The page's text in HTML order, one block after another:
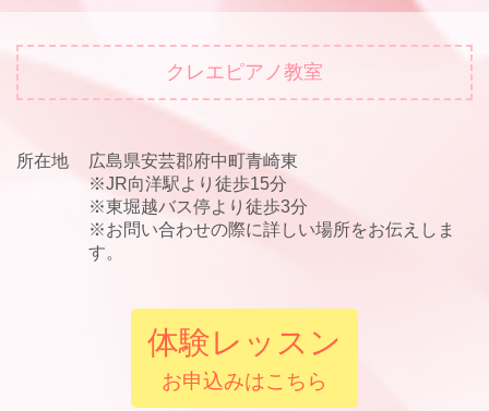
クレエピアノ教室
所在地
広島県安芸郡府中町青崎東
※JR向洋駅より徒歩15分
※東堀越バス停より徒歩3分
※お問い合わせの際に詳しい場所をお伝えしま
す。
体験レッスン
お申込みはこちら